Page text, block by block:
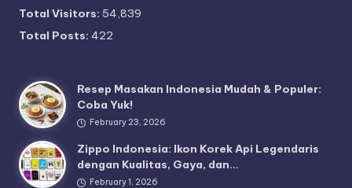
Total Visitors: 54,839
Total Posts: 422
Resep Masakan Indonesia Mudah & Populer:
Coba Yuk!
February 23, 2026
Zippo Indonesia: Ikon Korek Api Legendaris
dengan Kualitas, Gaya, dan…
February 1, 2026